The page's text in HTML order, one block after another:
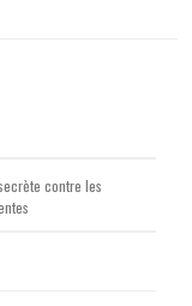
contre les